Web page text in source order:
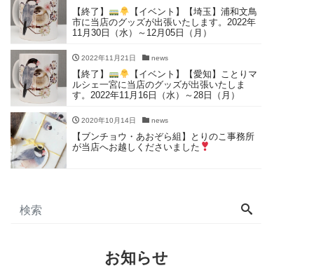
【終了】
【イベント】【埼玉】浦和文鳥
市に当店のグッズが出張いたします。2022年
11月30日（水）～12月05日（月）
2022年11月21日 news
【終了】
【イベント】【愛知】ことりマ
ルシェ一宮に当店のグッズが出張いたしま
す。2022年11月16日（水）～28日（月）
2020年10月14日 news
【ブンチョウ・あおぞら組】とりのこ事務所
が当店へお越しくださいました
お知らせ